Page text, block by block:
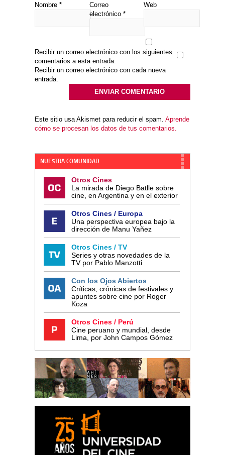
Nombre *
Correo
electrónico *
Web
Recibir un correo electrónico con los siguientes
comentarios a esta entrada.
Recibir un correo electrónico con cada nueva
entrada.
Este sitio usa Akismet para reducir el spam. Aprende
cómo se procesan los datos de tus comentarios.
NUESTRA COMUNIDAD
Otros Cines
La mirada de Diego Batlle sobre
cine, en Argentina y en el exterior
Otros Cines / Europa
Una perspectiva europea bajo la
dirección de Manu Yañez
Otros Cines / TV
Series y otras novedades de la
TV por Pablo Manzotti
Con los Ojos Abiertos
Críticas, crónicas de festivales y
apuntes sobre cine por Roger
Koza
Otros Cines / Perú
Cine peruano y mundial, desde
Lima, por John Campos Gómez